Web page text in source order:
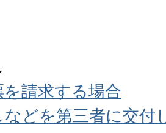
請求する場合
どを第三者に交付